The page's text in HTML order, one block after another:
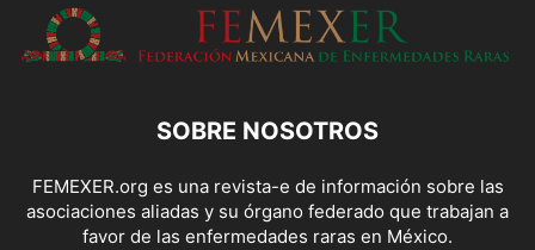
SOBRE NOSOTROS
FEMEXER.org es una revista-e de información sobre las
asociaciones aliadas y su órgano federado que trabajan a
favor de las enfermedades raras en México.